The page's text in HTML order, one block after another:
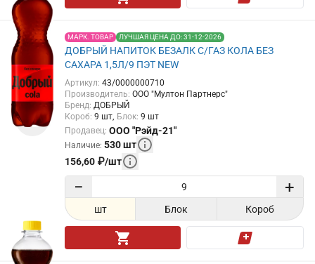
МАРК. ТОВАР ЛУЧШАЯ ЦЕНА ДО: 31-12-2026
ДОБРЫЙ НАПИТОК БЕЗАЛК С/ГАЗ КОЛА БЕЗ
САХАРА 1,5Л/9 ПЭТ NEW
Артикул: 43/0000000710
Производитель: ООО "Мултон Партнерс"
Бренд: ДОБРЫЙ
Короб: 9 шт Блок: 9 шт
Продавец: ООО "Рэйд-21"
Наличие: 530шт
156,60 ₽/шт
− +
шт Блок Короб